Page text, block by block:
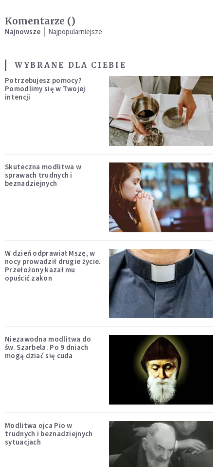
Komentarze ()
Najnowsze Najpopularniejsze
WYBRANE DLA CIEBIE
Potrzebujesz pomocy?
Pomodlimy się w Twojej
intencji
Skuteczna modlitwa w
sprawach trudnych i
beznadziejnych
W dzień odprawiał Mszę, w
nocy prowadził drugie życie.
Przełożony kazał mu
opuścić zakon
Niezawodna modlitwa do
św. Szarbela. Po 9 dniach
mogą dziać się cuda
Modlitwa ojca Pio w
trudnych i beznadziejnych
sytuacjach